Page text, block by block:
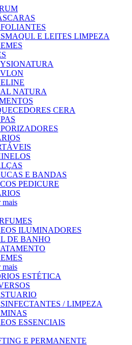
E LEITES LIMPEZA
NATURA
CERA
E BANDAS
PEDICURE
mais
ILUMINADORES
DE BANHO
mais
ESTÉTICA
/ LIMPEZA
ESSENCIAIS
E PERMANENTE